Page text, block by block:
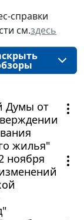
справки
см.здесь
Думы от
жилья"
ноября